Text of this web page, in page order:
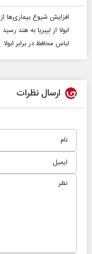
افزایش شیوع بیماری‌ها از 3 دهه قبل
ابولا از لیبریا به هند رسید
لباس محافظ در برابر ابولا
ارسال نظرات